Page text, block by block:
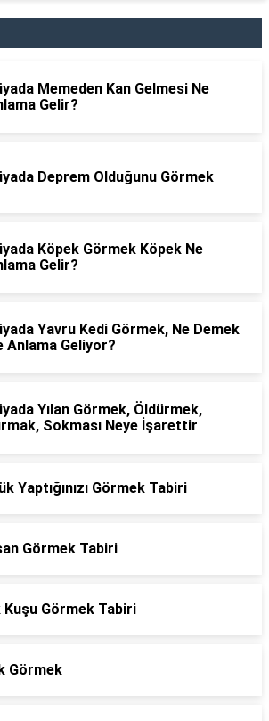
Memeden Kan Gelmesi Ne
Gelir?
Deprem Olduğunu Görmek
Köpek Görmek Köpek Ne
Gelir?
Yavru Kedi Görmek, Ne Demek
Anlama Geliyor?
Yılan Görmek, Öldürmek,
Sokması Neye İşarettir
Yaptığınızı Görmek Tabiri
Görmek Tabiri
Kuşu Görmek Tabiri
Görmek